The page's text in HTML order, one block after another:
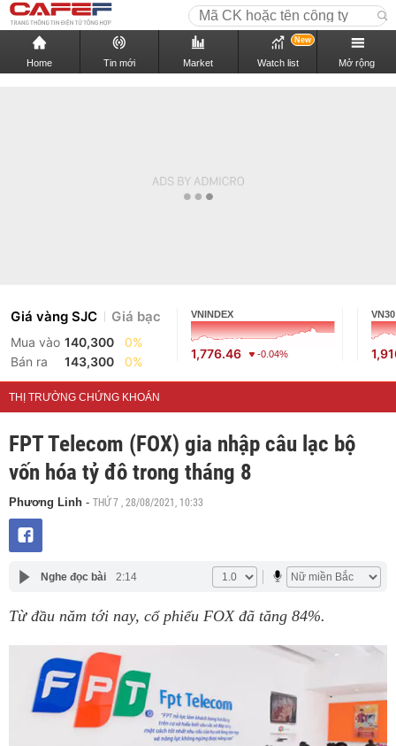
Home Tin mới Market Watch list
New
Mở rộng
Giá vàng SJC Giá bạc
Mua vào 140,300
0%
Bán ra
143,300 0%
VNINDEX
1,776.46 -0.04%
VN30
THỊ TRƯỜNG CHỨNG KHOÁN
FPT Telecom (FOX) gia nhập câu lạc bộ
vốn hóa tỷ đô trong tháng 8
Phương Linh - THỨ 7 , 28/08/2021, 10:33
Nghe đọc bài 2:14
Từ đầu năm tới nay, cổ phiếu FOX đã tăng 84%.